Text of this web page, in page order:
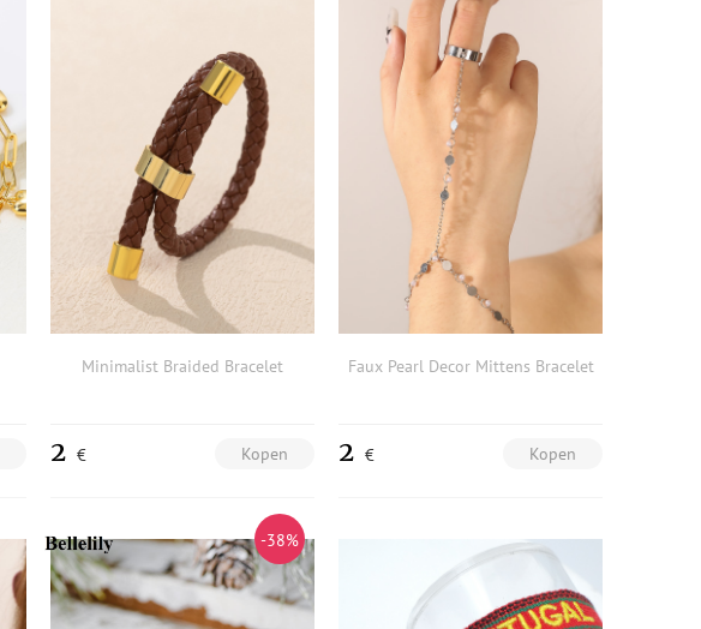
Minimalist Braided Bracelet
Kopen
2 €
Faux Pearl Decor Mittens Bracelet
Kopen
2 €
-38%